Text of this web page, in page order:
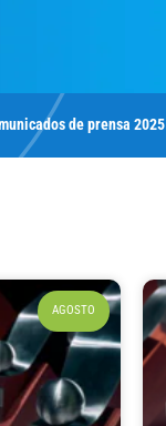
de prensa 2025
AGOSTO